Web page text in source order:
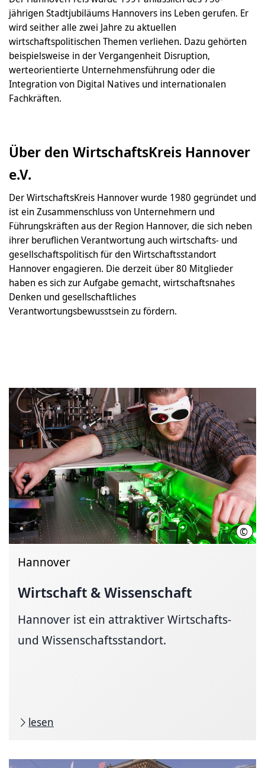
jährigen Stadtjubiläums Hannovers ins Leben gerufen. Er
wird seither alle zwei Jahre zu aktuellen
wirtschaftspolitischen Themen verliehen. Dazu gehörten
beispielsweise in der Vergangenheit Disruption,
werteorientierte Unternehmensführung oder die
Integration von Digital Natives und internationalen
Fachkräften.
Über den WirtschaftsKreis Hannover
e.V.
Der WirtschaftsKreis Hannover wurde 1980 gegründet und
ist ein Zusammenschluss von Unternehmern und
Führungskräften aus der Region Hannover, die sich neben
ihrer beruflichen Verantwortung auch wirtschafts- und
gesellschaftspolitisch für den Wirtschaftsstandort
Hannover engagieren. Die derzeit über 80 Mitglieder
haben es sich zur Aufgabe gemacht, wirtschaftsnahes
Denken und gesellschaftliches
Verantwortungsbewusstsein zu fördern.
©
Hannover
Wirtschaft & Wissenschaft
Hannover ist ein attraktiver Wirtschafts-
und Wissenschaftsstandort.
lesen